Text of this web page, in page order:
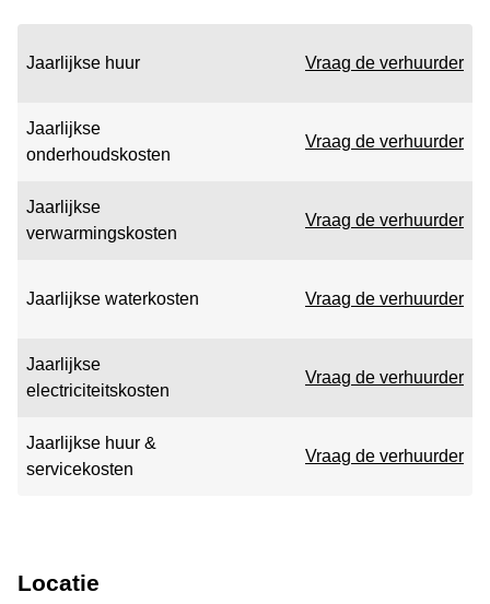
Jaarlijkse huur Vraag de verhuurder
Jaarlijkse
onderhoudskosten
Vraag de verhuurder
Jaarlijkse
verwarmingskosten
Vraag de verhuurder
Jaarlijkse waterkosten Vraag de verhuurder
Jaarlijkse
electriciteitskosten
Vraag de verhuurder
Jaarlijkse huur &
servicekosten
Vraag de verhuurder
Locatie